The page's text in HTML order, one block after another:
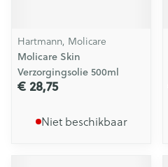
Hartmann, Molicare
Molicare Skin
Verzorgingsolie 500ml
€ 28,75
Niet beschikbaar